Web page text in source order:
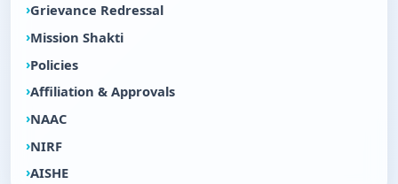
Grievance Redressal
Mission Shakti
Policies
Affiliation & Approvals
NAAC
NIRF
AISHE